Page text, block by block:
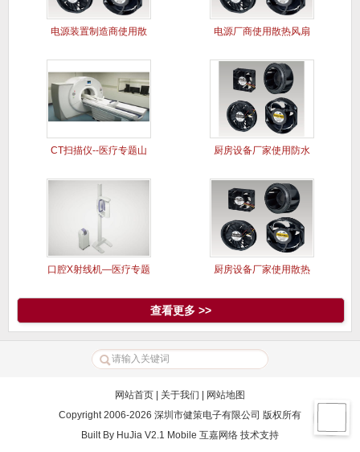
电源装置制造商使用散 电源厂商使用散热风扇
CT扫描仪--医疗专题山 厨房设备厂家使用防水
口腔X射线机—医疗专题 厨房设备厂家使用散热
查看更多 >>
网站首页 | 关于我们 | 网站地图
Copyright 2006-2026 深圳市健策电子有限公司 版权所有
Built By HuJia V2.1 Mobile 互嘉网络 技术支持